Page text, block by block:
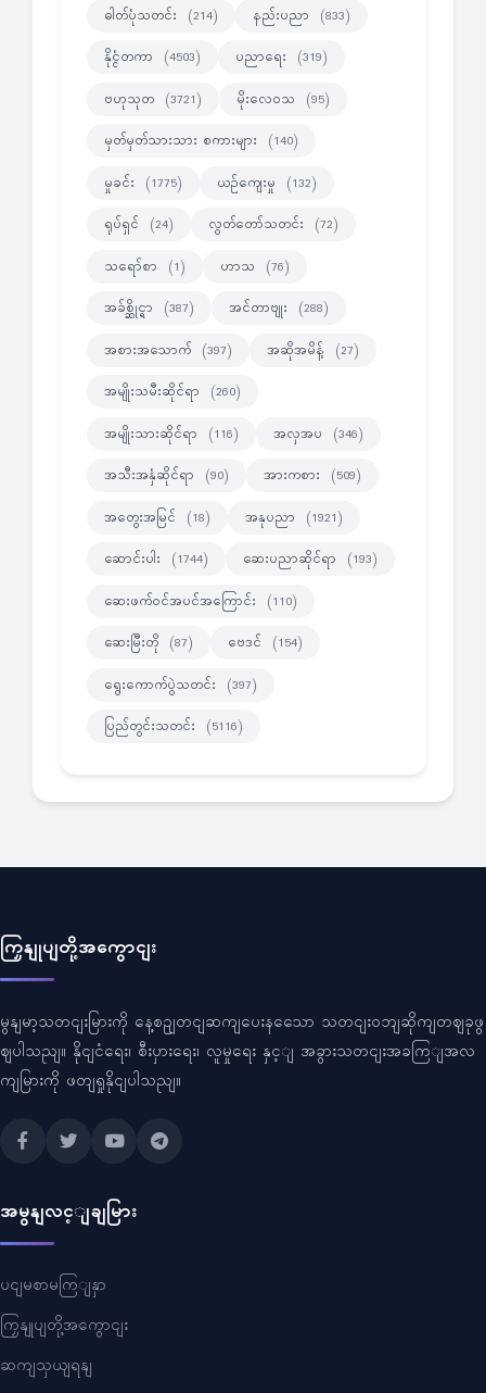
ဓါတ်ပုံသတင်း (214) နည်းပညာ (833)
နိုင္ငံတကာ (4503) ပညာရေး (319)
ဗဟုသုတ (3721) မိုးလေဝသ (95)
မှတ်မှတ်သားသား စကားများ (140)
မှုခင်း (1775) ယဉ်ကျေးမှု (132)
ရုပ်ရှင် (24) လွတ်တော်သတင်း (72)
သရော်စာ (1) ဟာသ (76)
အခ်စ္ဆိုင္ရာ (387) အင်တာဗျုး (288)
အစားအသောက် (397) အဆိုအမိန့် (27)
အမျိုးသမီးဆိုင်ရာ (260)
အမျိုးသားဆိုင်ရာ (116) အလှအပ (346)
အသီးအနှံဆိုင်ရာ (90) အားကစား (509)
အတွေးအမြင် (18) အနုပညာ (1921)
ဆောင်းပါး (1744) ဆေးပညာဆိုင်ရာ (193)
ဆေးဖက်ဝင်အပင်အကြောင်း (110)
ဆေးမြီးတို (87) ဗေဒင် (154)
ရွေးကောက်ပွဲသတင်း (397)
ပြည်တွင်းသတင်း (5116)
ကြှနျုပျတို့အကွောငျး
မွနျမာ့သတငျးမြားကို နေ့စဥျတငျဆကျပေးနသေော သတငျးဝဘျဆိုကျတဈခုဖွ
ဈပါသညျ။ နိုငျငံရေး၊ စီးပှားရေး၊ လူမှုရေး နှင့ျ အခွားသတငျးအခကြျအလ
ကျမြားကို ဖတျရှုနိုငျပါသညျ။
အမွနျလင့ျချမြား
ပငျမစာမကြျနှာ
ကြှနျုပျတို့အကွောငျး
ဆကျသှယျရနျ